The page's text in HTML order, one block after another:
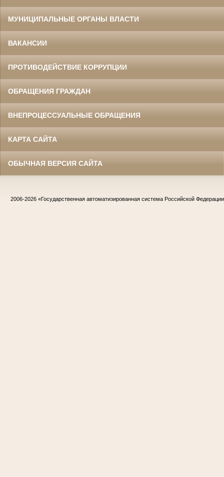
МУНИЦИПАЛЬНЫЕ ОРГАНЫ ВЛАСТИ
ВАКАНСИИ
ПРОТИВОДЕЙСТВИЕ КОРРУПЦИИ
ОБРАЩЕНИЯ ГРАЖДАН
ВНЕПРОЦЕССУАЛЬНЫЕ ОБРАЩЕНИЯ
КАРТА САЙТА
ОБЫЧНАЯ ВЕРСИЯ САЙТА
2006-2026 «Государственная автоматизированная система Российской